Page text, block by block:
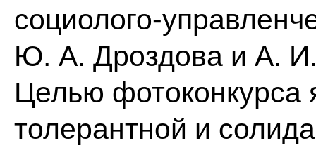
социолого-
Ю. А. Дроздова и А.
Целью
толерантной и